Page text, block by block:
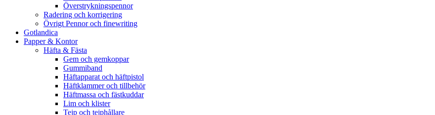
Överstrykningspennor
Radering och korrigering
Övrigt Pennor och finewriting
Gotlandica
Papper & Kontor
Häfta & Fästa
Gem och gemkoppar
Gummiband
Häftapparat och häftpistol
Häftklammer och tillbehör
Häftmassa och fästkuddar
Lim och klister
Tejp och tejphållare